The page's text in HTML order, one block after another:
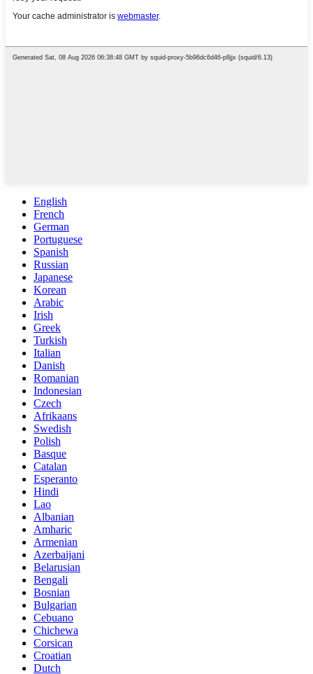
English
French
German
Portuguese
Spanish
Russian
Japanese
Korean
Arabic
Irish
Greek
Turkish
Italian
Danish
Romanian
Indonesian
Czech
Afrikaans
Swedish
Polish
Basque
Catalan
Esperanto
Hindi
Lao
Albanian
Amharic
Armenian
Azerbaijani
Belarusian
Bengali
Bosnian
Bulgarian
Cebuano
Chichewa
Corsican
Croatian
Dutch